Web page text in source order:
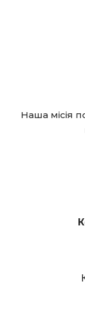
Наша місія